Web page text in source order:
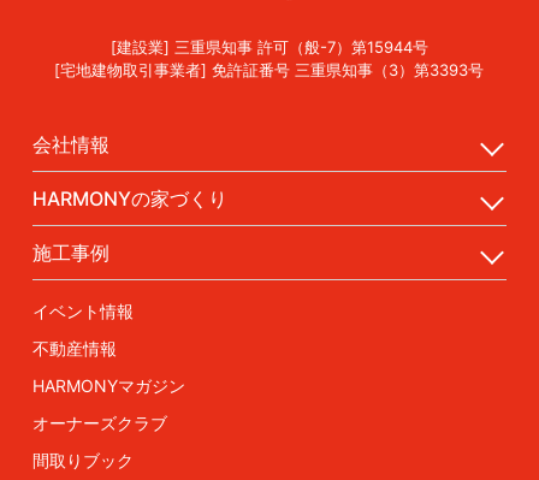
[建設業] 三重県知事 許可（般-7）第15944号
[宅地建物取引事業者] 免許証番号 三重県知事（3）第3393号
会社情報
HARMONYの家づくり
施工事例
イベント情報
不動産情報
HARMONYマガジン
オーナーズクラブ
間取りブック